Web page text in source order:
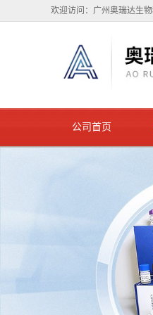
欢迎访问：广州奥瑞达生物
公司首页